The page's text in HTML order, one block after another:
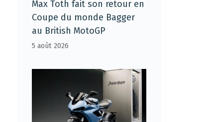
Max Toth fait son retour en
Coupe du monde Bagger
au British MotoGP
5 août 2026